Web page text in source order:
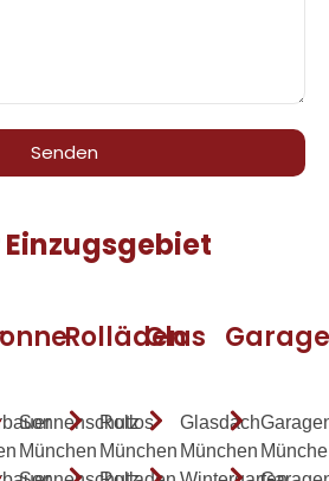
Senden
Einzugsgebiet
Sonnenschutz
München
Rolläden
Rollos
München
Glas
Glasdach
München
Garage